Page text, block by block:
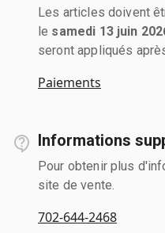
Les articles doivent
le samedi 13 juin
seront appliqués
Paiements
Informations
Pour obtenir plus
site de vente.
702-644-2468